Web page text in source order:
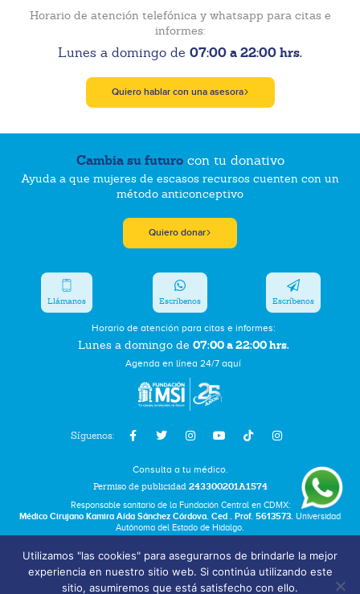
Horario de atención telefónica y whatsapp para citas e
informes:
Lunes a domingo de 07:00 a 22:00 hrs.
Quiero hablar con una asesora
Cambia su futurocon tu donativo
Ayuda a que mujeres de escasos recursos cuenten con un
método anticonceptivo
Quiero donar
Síguenos:
Horario de atención para citas e informes:
Lunes a domingo de 07:00 a 22:00 hrs.
Agenda en línea 24/7 aquí
Llámanos Escríbenos Escríbenos
Consulta a tu médico.
Permiso de publicidad 243300201A1574
Responsable sanitario de la Fundación Central en CDMX:
Médico Cirujano Kamira Aída Sánchez Córdova. Ced . Prof. 5613573. Universidad
Autónoma del Estado de Hidalgo.
Términos y Condiciones
Bolsa de Trabajo
Utilizamos "las cookies" para asegurarnos de brindarle la mejor
experiencia en nuestro sitio web. Si continúa utilizando este
sitio, asumiremos que está satisfecho con ello.